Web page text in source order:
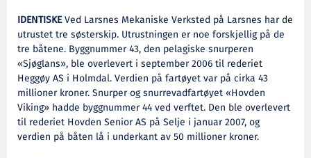
IDENTISKEVed Larsnes Mekaniske Verksted på Larsnes har de
utrustet tre søsterskip. Utrustningen er noe forskjellig på de
tre båtene. Byggnummer 43, den pelagiske snurperen
«Sjøglans», ble overlevert i september 2006 til rederiet
Heggøy AS i Holmdal. Verdien på fartøyet var på cirka 43
millioner kroner. Snurper og snurrevadfartøyet «Hovden
Viking» hadde byggnummer 44 ved verftet. Den ble overlevert
til rederiet Hovden Senior AS på Selje i januar 2007, og
verdien på båten lå i underkant av 50 millioner kroner.